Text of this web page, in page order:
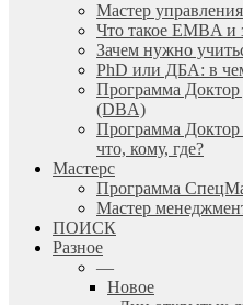
Мастер
Что такое EMBA и
Зачем нужно
PhD или ДБА: в
Программа Доктор
(DBА)
Программа
что, кому, где?
Мастерс
Программа
Мастер
ПОИСК
Разное
—
Новое